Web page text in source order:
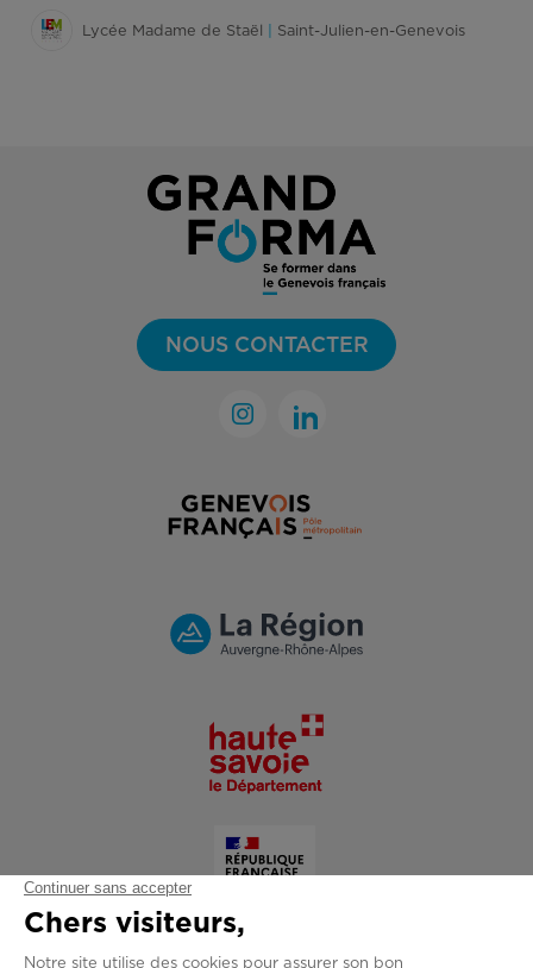
Lycée Madame de Staël | Saint-Julien-en-Genevois
NOUS CONTACTER